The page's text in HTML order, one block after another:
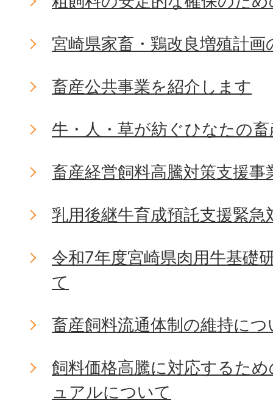
宮崎県家畜・鶏改良増殖計
畜産公共事業を紹介します
牛・人・草が紡ぐひなたの
畜産経営飼料高騰対策支援事
乳用後継牛育成預託支援緊急
令和7年度宮崎県肉用牛基礎
て
畜産飼料流通体制の維持につ
飼料価格高騰に対応するた
ュアルについて